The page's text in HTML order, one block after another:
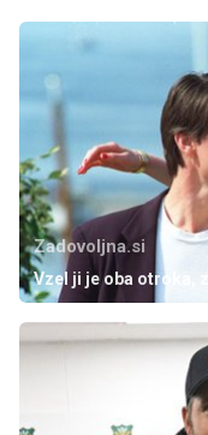
Zadovoljna.si
Vzel ji je oba otroka,